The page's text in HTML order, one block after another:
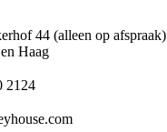
44 (alleen op afspraak)
Haag
2124